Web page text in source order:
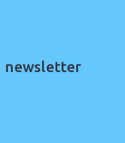
newsletter